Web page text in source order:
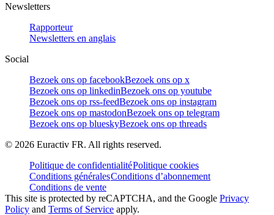
Newsletters
Rapporteur
Newsletters en anglais
Social
Bezoek ons op facebookBezoek ons op x
Bezoek ons op linkedinBezoek ons op youtube
Bezoek ons op rss-feedBezoek ons op instagram
Bezoek ons op mastodonBezoek ons op telegram
Bezoek ons op blueskyBezoek ons op threads
© 2026 Euractiv FR. All rights reserved.
Politique de confidentialitéPolitique cookies
Conditions généralesConditions d’abonnement
Conditions de vente
This site is protected by reCAPTCHA, and the Google Privacy
Policy and Terms of Service apply.